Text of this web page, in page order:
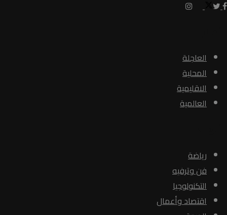
العاجلة
المحلية
الاقليمية
العالمية
رياضة
فن وترفيه
التكنولوجيا
اقتصاد وأعمال